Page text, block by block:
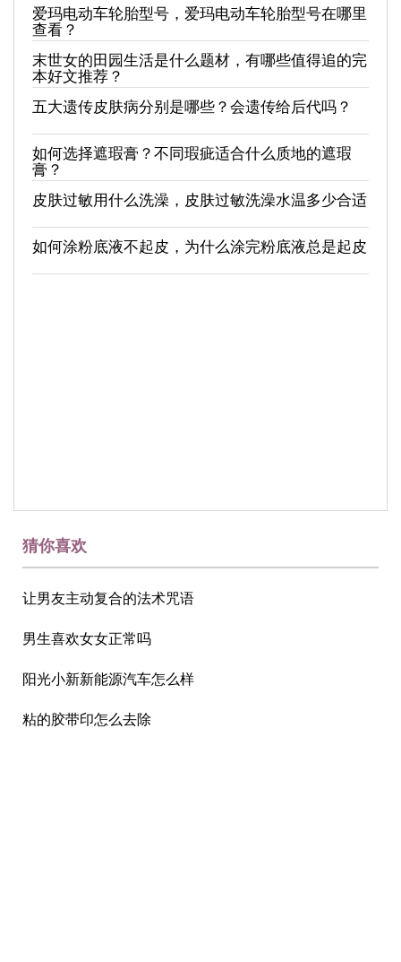
爱玛电动车轮胎型号，爱玛电动车轮胎型号在哪里
查看？
末世女的田园生活是什么题材，有哪些值得追的完
本好文推荐？
五大遗传皮肤病分别是哪些？会遗传给后代吗？
如何选择遮瑕膏？不同瑕疵适合什么质地的遮瑕
膏？
皮肤过敏用什么洗澡，皮肤过敏洗澡水温多少合适
如何涂粉底液不起皮，为什么涂完粉底液总是起皮
猜你喜欢
让男友主动复合的法术咒语
男生喜欢女女正常吗
阳光小新新能源汽车怎么样
粘的胶带印怎么去除